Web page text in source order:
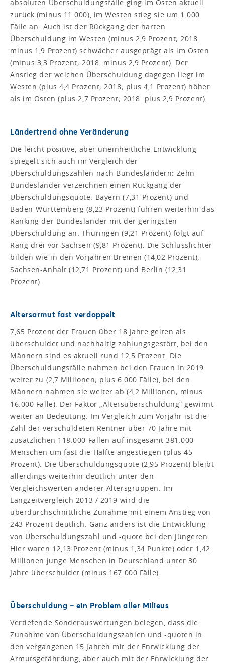
absoluten Überschuldungsfälle ging im Osten aktuell
zurück (minus 11.000), im Westen stieg sie um 1.000
Fälle an. Auch ist der Rückgang der harten
Überschuldung im Westen (minus 2,9 Prozent; 2018:
minus 1,9 Prozent) schwächer ausgeprägt als im Osten
(minus 3,3 Prozent; 2018: minus 2,9 Prozent). Der
Anstieg der weichen Überschuldung dagegen liegt im
Westen (plus 4,4 Prozent; 2018; plus 4,1 Prozent) höher
als im Osten (plus 2,7 Prozent; 2018: plus 2,9 Prozent).
Ländertrend ohne Veränderung
Die leicht positive, aber uneinheitliche Entwicklung
spiegelt sich auch im Vergleich der
Überschuldungszahlen nach Bundesländern: Zehn
Bundesländer verzeichnen einen Rückgang der
Überschuldungsquote. Bayern (7,31 Prozent) und
Baden-Württemberg (8,23 Prozent) führen weiterhin das
Ranking der Bundesländer mit der geringsten
Überschuldung an. Thüringen (9,21 Prozent) folgt auf
Rang drei vor Sachsen (9,81 Prozent). Die Schlusslichter
bilden wie in den Vorjahren Bremen (14,02 Prozent),
Sachsen-Anhalt (12,71 Prozent) und Berlin (12,31
Prozent).
Altersarmut fast verdoppelt
7,65 Prozent der Frauen über 18 Jahre gelten als
überschuldet und nachhaltig zahlungsgestört, bei den
Männern sind es aktuell rund 12,5 Prozent. Die
Überschuldungsfälle nahmen bei den Frauen in 2019
weiter zu (2,7 Millionen; plus 6.000 Fälle), bei den
Männern nahmen sie weiter ab (4,2 Millionen; minus
16.000 Fälle). Der Faktor „Altersüberschuldung“ gewinnt
weiter an Bedeutung. Im Vergleich zum Vorjahr ist die
Zahl der verschuldeten Rentner über 70 Jahre mit
zusätzlichen 118.000 Fällen auf insgesamt 381.000
Menschen um fast die Hälfte angestiegen (plus 45
Prozent). Die Überschuldungsquote (2,95 Prozent) bleibt
allerdings weiterhin deutlich unter den
Vergleichswerten anderer Altersgruppen. Im
Langzeitvergleich 2013 / 2019 wird die
überdurchschnittliche Zunahme mit einem Anstieg von
243 Prozent deutlich. Ganz anders ist die Entwicklung
von Überschuldungszahl und -quote bei den Jüngeren:
Hier waren 12,13 Prozent (minus 1,34 Punkte) oder 1,42
Millionen junge Menschen in Deutschland unter 30
Jahre überschuldet (minus 167.000 Fälle).
Überschuldung – ein Problem aller Milieus
Vertiefende Sonderauswertungen belegen, dass die
Zunahme von Überschuldungszahlen und -quoten in
den vergangenen 15 Jahren mit der Entwicklung der
Armutsgefährdung, aber auch mit der Entwicklung der